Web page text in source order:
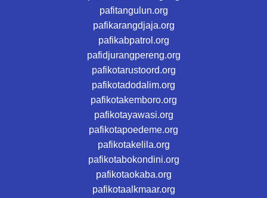
pafitangulun.org
pafikarangdjaja.org
pafikabpatrol.org
pafidjurangpereng.org
pafikotarustoord.org
pafikotadodalim.org
pafikotakemboro.org
pafikotayawasi.org
pafikotapoedeme.org
pafikotakelila.org
pafikotabokondini.org
pafikotaokaba.org
pafikotaalkmaar.org